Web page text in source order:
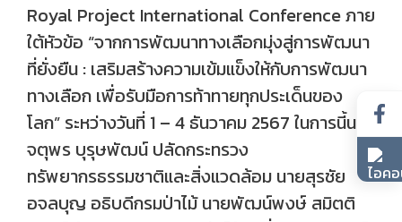
Royal Project International Conference ภาย
ใต้หัวข้อ “จากการพัฒนาทางเลือกมุ่งสู่การพัฒนา
ที่ยั่งยืน : เสริมสร้างความเข้มแข็งให้กับการพัฒนา
ทางเลือก เพื่อรับมือการท้าทายทุกประเด็นของ
โลก” ระหว่างวันที่ 1 – 4 ธันวาคม 2567 ในการนี้นาย
จตุพร บุรุษพัฒน์ ปลัดกระทรวง
ทรัพยากรธรรมชาติและสิ่งแวดล้อม นายสุรชัย
อจลบุญ อธิบดีกรมป่าไม้ นายพัฒน์พงษ์ สมิตติ